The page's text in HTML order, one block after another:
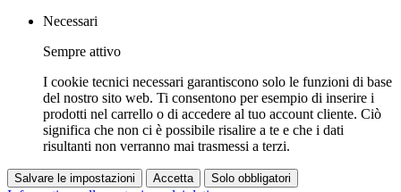
Necessari
Sempre attivo
I cookie tecnici necessari garantiscono solo le funzioni di base
del nostro sito web. Ti consentono per esempio di inserire i
prodotti nel carrello o di accedere al tuo account cliente. Ciò
significa che non ci è possibile risalire a te e che i dati
risultanti non verranno mai trasmessi a terzi.
Salvare le impostazioni Accetta Solo obbligatori